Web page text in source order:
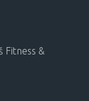
Fitness &